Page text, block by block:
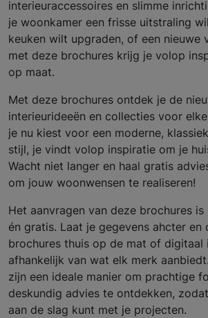
interieuraccessoires en slimme
je woonkamer een frisse uitstraling
keuken wilt upgraden, of een nieuwe
met deze brochures krijg je volop
op maat.
Met deze brochures ontdek je de
interieurideeën en collecties voor
je nu kiest voor een moderne,
stijl, je vindt volop inspiratie om je
Wacht niet langer en haal gratis
om jouw woonwensen te realiseren!
Het aanvragen van deze brochures is
én gratis. Laat je gegevens ahcter en
brochures thuis op de mat of digitaal
afhankelijk van wat elk merk
zijn een ideale manier om prachtige
deskundig advies te ontdekken,
aan de slag kunt met je projecten.